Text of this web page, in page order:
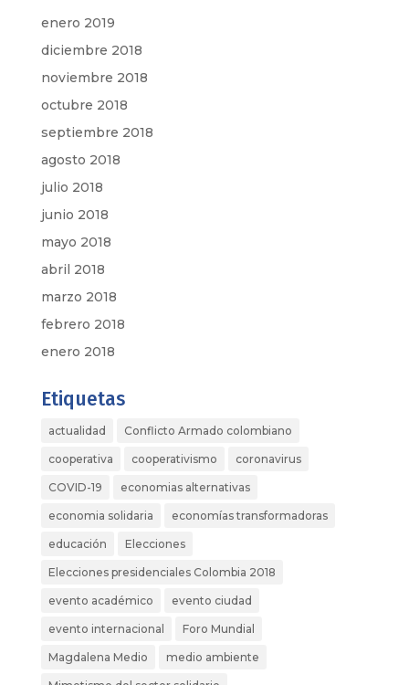
enero 2019
diciembre 2018
noviembre 2018
octubre 2018
septiembre 2018
agosto 2018
julio 2018
junio 2018
mayo 2018
abril 2018
marzo 2018
febrero 2018
enero 2018
Etiquetas
actualidad Conflicto Armado colombiano
cooperativa cooperativismo coronavirus
COVID-19 economias alternativas
economia solidaria economías transformadoras
educación Elecciones
Elecciones presidenciales Colombia 2018
evento académico evento ciudad
evento internacional Foro Mundial
Magdalena Medio medio ambiente